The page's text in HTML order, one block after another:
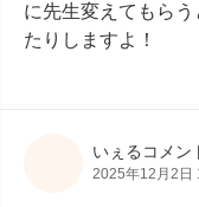
に先生変えてもら
たりしますよ！
いぇるコメン
2025年12月2日